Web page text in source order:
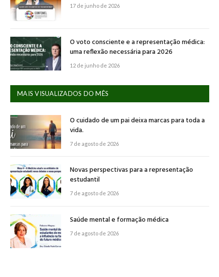
17 de junho de 2026
O voto consciente e a representação médica:
uma reflexão necessária para 2026
12 de junho de 2026
MAIS VISUALIZADOS DO MÊS
O cuidado de um pai deixa marcas para toda a
vida.
7 de agosto de 2026
Novas perspectivas para a representação
estudantil
7 de agosto de 2026
Saúde mental e formação médica
7 de agosto de 2026